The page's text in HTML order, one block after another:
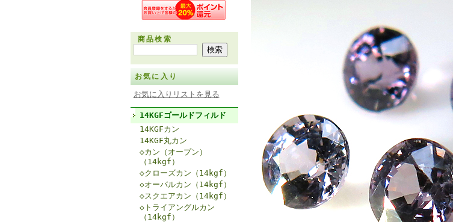
商品検索
お気に入り
お気に入りリストを見る
14KGFゴールドフィルド
14KGFカン
14KGF丸カン
◇カン（オープン）
（14kgf）
◇クローズカン（14kgf）
◇オーバルカン（14kgf）
◇スクエアカン（14kgf）
◇トライアングルカン
（14kgf）